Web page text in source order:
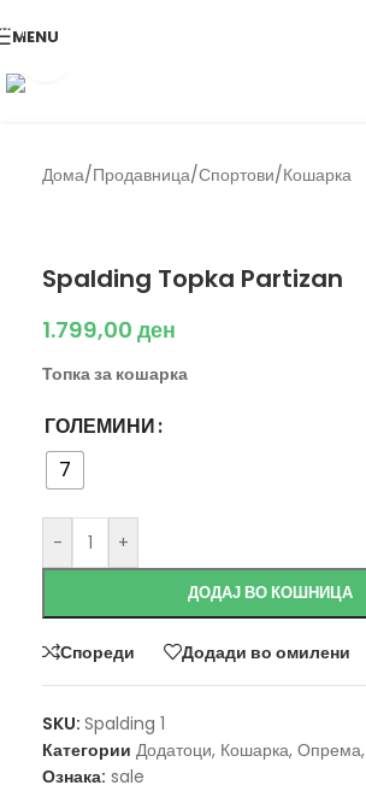
Skip to navigation
Skip to main content
MENU
Дома/Продавница/Спортови/Кошарка
Spalding Topka Partizan
1.799,00 ден
Топка за кошарка
ГОЛЕМИНИ
7
- +
ДОДАЈ ВО КОШНИЦА
Спореди Додади во омилени
SKU: Spalding 1
Категории Додатоци, Кошарка, Опрема,
Ознака: sale